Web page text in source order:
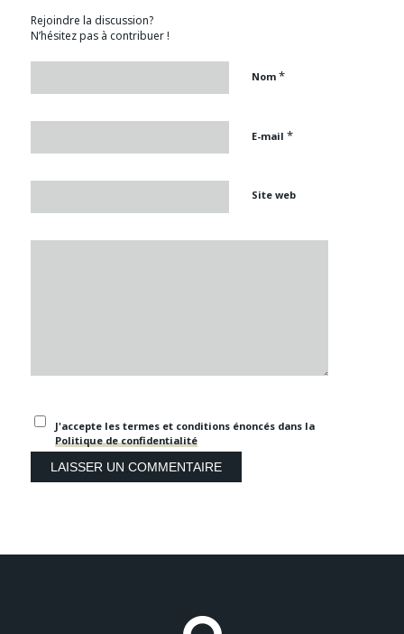
Rejoindre la discussion?
N’hésitez pas à contribuer !
Nom *
E-mail *
Site web
J'accepte les termes et conditions énoncés dans la
Politique de confidentialité